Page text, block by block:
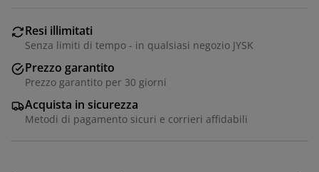
Resi illimitati
Senza limiti di tempo - in qualsiasi negozio JYSK
Prezzo garantito
Prezzo garantito per 30 giorni
Acquista in sicurezza
Metodi di pagamento sicuri e corrieri affidabili